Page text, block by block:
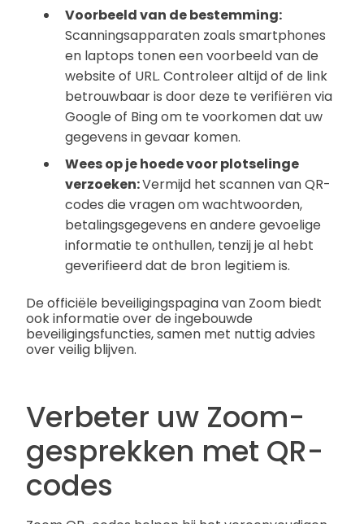
Voorbeeld van de bestemming:
Scanningsapparaten zoals smartphones
en laptops tonen een voorbeeld van de
website of URL. Controleer altijd of de link
betrouwbaar is door deze te verifiëren via
Google of Bing om te voorkomen dat uw
gegevens in gevaar komen.
Wees op je hoede voor plotselinge
verzoeken:Vermijd het scannen van QR-
codes die vragen om wachtwoorden,
betalingsgegevens en andere gevoelige
informatie te onthullen, tenzij je al hebt
geverifieerd dat de bron legitiem is.
De officiële beveiligingspagina van Zoom biedt
ook informatie over de ingebouwde
beveiligingsfuncties, samen met nuttig advies
over veilig blijven.
Verbeter uw Zoom-
gesprekken met QR-
codes